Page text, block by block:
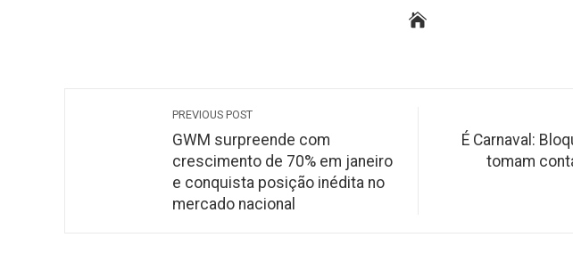
PREVIOUS POST
GWM surpreende com
crescimento de 70% em janeiro
e conquista posição inédita no
mercado nacional
É Carnaval:
tomam